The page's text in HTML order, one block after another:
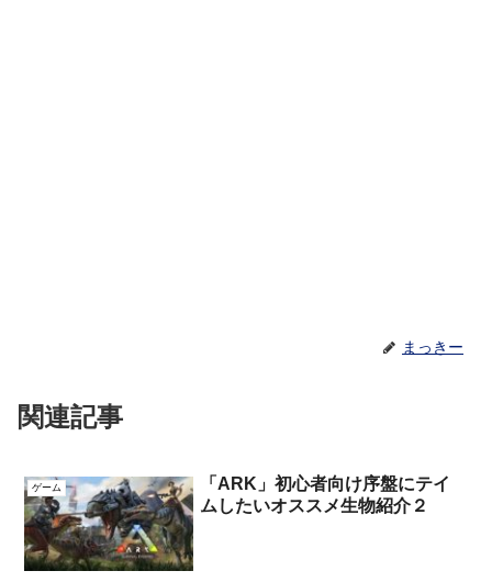
まっきー
関連記事
ゲーム
「ARK」初心者向け序盤にテイ
ムしたいオススメ生物紹介２